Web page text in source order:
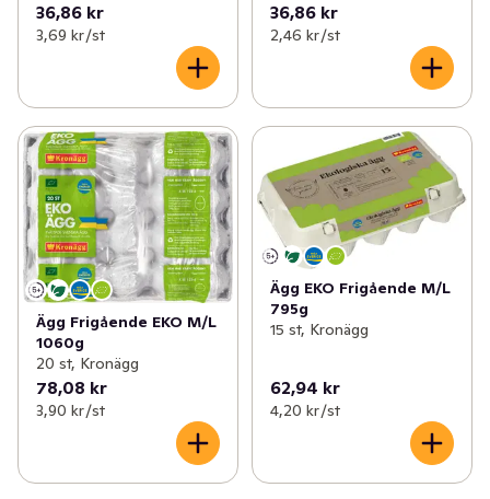
36,86 kr
3,69 kr /st
36,86 kr
2,46 kr /st
Ägg Frigående EKO M/L
1060g
20 st, Kronägg
78,08 kr
3,90 kr /st
Ägg EKO Frigående M/L
795g
15 st, Kronägg
62,94 kr
4,20 kr /st